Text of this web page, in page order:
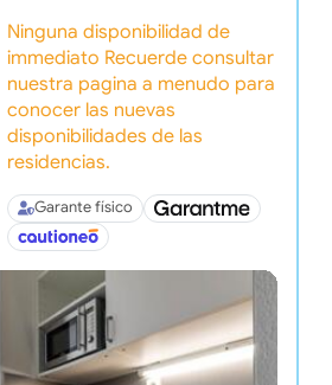
Ninguna disponibilidad de
immediato Recuerde consultar
nuestra pagina a menudo para
conocer las nuevas
disponibilidades de las
residencias.
Garante físico